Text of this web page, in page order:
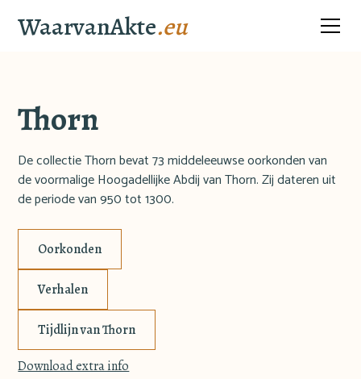
WaarvanAkte.eu
Thorn
De collectie Thorn bevat 73 middeleeuwse oorkonden van
de voormalige Hoogadellijke Abdij van Thorn. Zij dateren uit
de periode van 950 tot 1300.
Oorkonden
Verhalen
Tijdlijn van Thorn
Download extra info